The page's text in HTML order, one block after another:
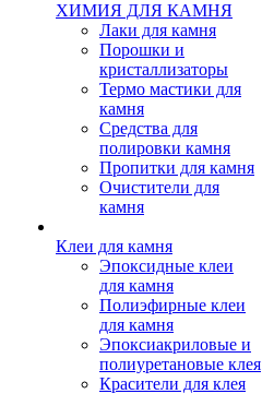
ХИМИЯ ДЛЯ КАМНЯ
Лаки для камня
Порошки и
кристаллизаторы
Термо мастики для
камня
Средства для
полировки камня
Пропитки для камня
Очистители для
камня
Клеи для камня
Эпоксидные клеи
для камня
Полиэфирные клеи
для камня
Эпоксиакриловые и
полиуретановые клея
Красители для клея